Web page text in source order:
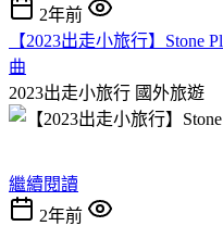
2年前
【2023出走小旅行】Stone
曲
2023出走小旅行 國外旅遊
繼續閱讀
2年前